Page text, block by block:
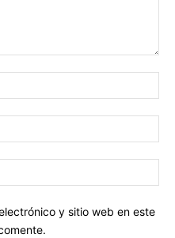
y sitio web en este